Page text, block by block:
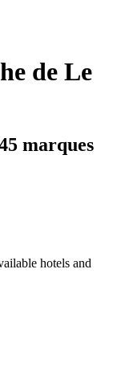
de Le
marques
hotels and